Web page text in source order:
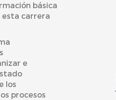
básica
carrera
e
los
procesos